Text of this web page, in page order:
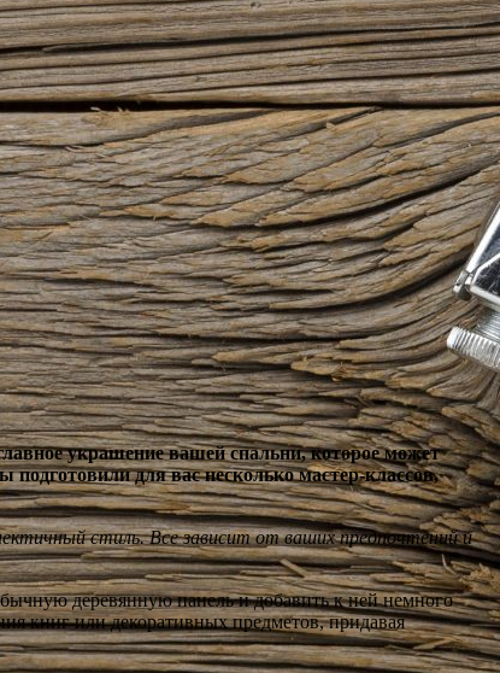
украшение вашей спальни, которое может
для вас несколько мастер-классов,
стиль. Все зависит от ваших предпочтений и
деревянную панель и добавить к ней немного
книг или декоративных предметов, придавая